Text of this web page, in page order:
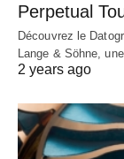
Perpetual
Découvrez le
Lange & Söhne,
2 years ago